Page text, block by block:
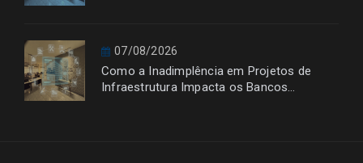
07/08/2026
Como a Inadimplência em Projetos de
Infraestrutura Impacta os Bancos